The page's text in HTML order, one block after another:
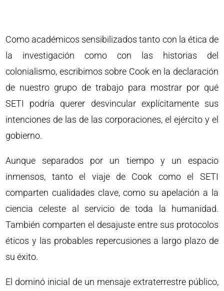
Como académicos sensibilizados tanto con la ética de
la investigación como con las historias del
colonialismo, escribimos sobre Cook en la declaración
de nuestro grupo de trabajo para mostrar por qué
SETI podría querer desvincular explícitamente sus
intenciones de las de las corporaciones, el ejército y el
gobierno.
Aunque separados por un tiempo y un espacio
inmensos, tanto el viaje de Cook como el SETI
comparten cualidades clave, como su apelación a la
ciencia celeste al servicio de toda la humanidad.
También comparten el desajuste entre sus protocolos
éticos y las probables repercusiones a largo plazo de
su éxito.
El dominó inicial de un mensaje extraterrestre público,